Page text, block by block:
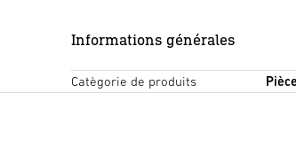
Informations générales
Catègorie de produits